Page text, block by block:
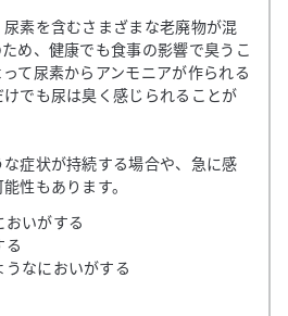
素を含むさまざまな老廃物が混
め、健康でも食事の影響で臭うこ
て尿素からアンモニアが作られる
でも尿は臭く感じられることが
症状が持続する場合や、急に感
性もあります。
おいがする
る
なにおいがする